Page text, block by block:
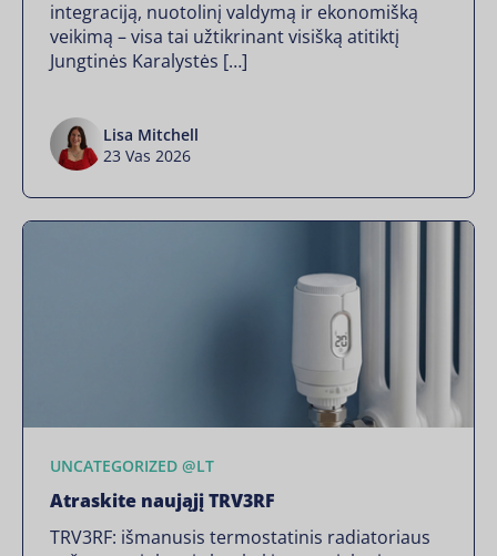
integraciją, nuotolinį valdymą ir ekonomišką
veikimą – visa tai užtikrinant visišką atitiktį
Jungtinės Karalystės […]
Lisa Mitchell
23 Vas 2026
UNCATEGORIZED @LT
Atraskite naująjį TRV3RF
TRV3RF: išmanusis termostatinis radiatoriaus